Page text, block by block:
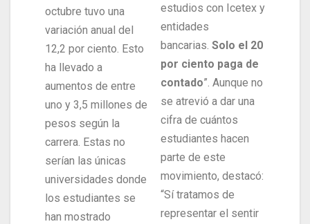
octubre tuvo una
variación anual del
12,2 por ciento. Esto
ha llevado a
aumentos de entre
uno y 3,5 millones de
pesos según la
carrera. Estas no
serían las únicas
universidades donde
los estudiantes se
han mostrado
estudios con Icetex y
entidades
bancarias. Solo el 20
por ciento paga de
contado”. Aunque no
se atrevió a dar una
cifra de cuántos
estudiantes hacen
parte de este
movimiento, destacó:
“Sí tratamos de
representar el sentir